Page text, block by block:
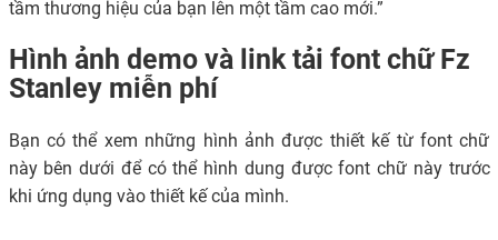
tầm thương hiệu của bạn lên một tầm cao mới.”
Hình ảnh demo và link tải font chữ Fz
Stanley miễn phí
Bạn có thể xem những hình ảnh được thiết kế từ font chữ
này bên dưới để có thể hình dung được font chữ này trước
khi ứng dụng vào thiết kế của mình.